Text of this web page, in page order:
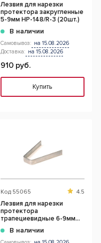
Лезвия для нарезки
протектора закругленные
5-9мм HP-148/R-3 (20шт.)
В наличии
Самовывоз: на 15.08.2026
Доставка: на 15.08.2026
910 руб.
Купить
Код 55065 4.5
Лезвия для нарезки
протектора
трапециевидные 6-9мм
В наличии